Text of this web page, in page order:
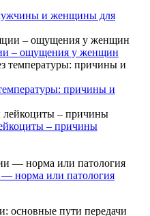
и женщины для
– ощущения у женщин
причины и
– причины
норма или патология